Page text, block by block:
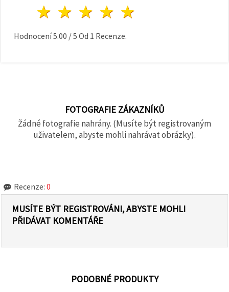
4 hvězdy
3 hvězdy
2 hvězdy
1 hvězda
Hodnocení5.00 /5 Od 1 Recenze.
FOTOGRAFIE ZÁKAZNÍKŮ
Žádné fotografie nahrány. (Musíte být registrovaným
uživatelem, abyste mohli nahrávat obrázky).
Recenze: 0
MUSÍTE BÝT REGISTROVÁNI, ABYSTE MOHLI
PŘIDÁVAT KOMENTÁŘE
PODOBNÉ PRODUKTY